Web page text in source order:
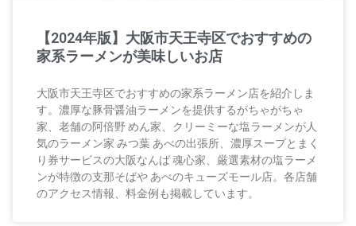
【2024年版】大阪市天王寺区でおすすめの
家系ラーメンが美味しいお店
大阪市天王寺区でおすすめの家系ラーメン店を紹介しま
す。濃厚な豚骨醤油ラーメンを提供するがちゃがちゃ
家、老舗の阿倍野 めん家、クリーミーな塩ラーメンが人
気のラーメン家 みつ葉 あべの出張所、濃厚スープとまく
り券サービスの大阪なんば 魂心家、厳選素材の塩ラーメ
ンが特徴の支那そばや あべのキューズモール店。各店舗
のアクセス情報、料金例も掲載しています。